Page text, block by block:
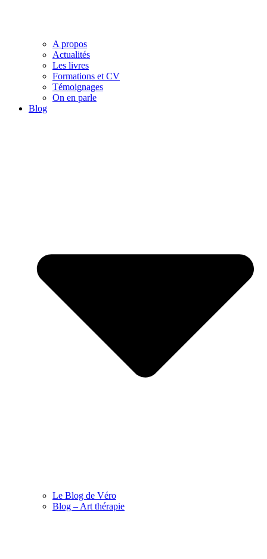
A propos
Actualités
Les livres
Formations et CV
Témoignages
On en parle
Blog
Le Blog de Véro
Blog – Art thérapie